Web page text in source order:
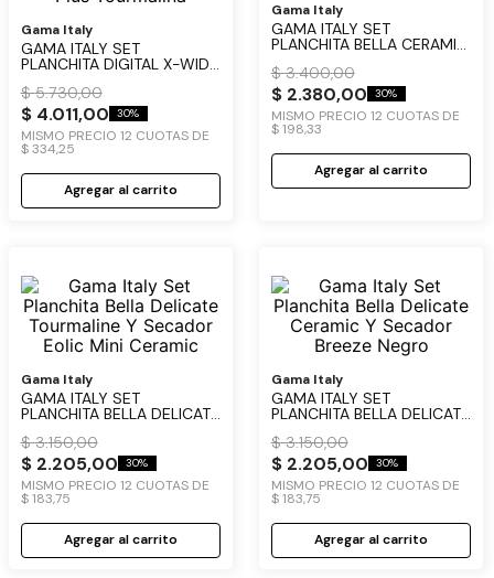
Gama Italy
GAMA ITALY SET
PLANCHITA DIGITAL X-WIDE
SECADOR MISTRAL ION
PLUS TOURMALINA
$ 5.730,00
$ 4.011,00 30%
MISMO PRECIO 12 CUOTAS DE
$ 334,25
Agregar al carrito
Gama Italy
GAMA ITALY SET
PLANCHITA BELLA CERAMIC
NEGRO
$ 3.400,00
$ 2.380,00 30%
MISMO PRECIO 12 CUOTAS DE
$ 198,33
Agregar al carrito
Gama Italy
GAMA ITALY SET
PLANCHITA BELLA DELICATE
EOLIC MINI CERAMIC
$ 3.150,00
$ 2.205,00 30%
MISMO PRECIO 12 CUOTAS DE
$ 183,75
Agregar al carrito
Gama Italy
GAMA ITALY SET
PLANCHITA BELLA DELICATE
BREEZE NEGRO
$ 3.150,00
$ 2.205,00 30%
MISMO PRECIO 12 CUOTAS DE
$ 183,75
Agregar al carrito